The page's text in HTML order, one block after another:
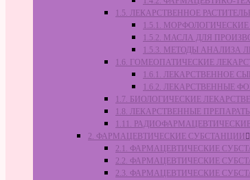
1.5. ЛЕКАРСТВЕННОЕ
1.5.1.
1.5.2. МАСЛА ДЛЯ
1.5.3. МЕТОДЫ АНАЛИЗА
1.6. ГОМЕОПАТИЧЕСКИЕ
1.6.1. ЛЕКАРСТВЕННОЕ
1.6.2. ЛЕКАРСТВЕННЫЕ
1.7. БИОЛОГИЧЕСКИЕ
1.8. ЛЕКАРСТВЕННЫЕ
1.11.
2. ФАРМАЦЕВТИЧЕСКИЕ СУБСТАНЦИИ
2.1. ФАРМАЦЕВТИЧЕСКИЕ
2.2. ФАРМАЦЕВТИЧЕСКИЕ
2.3. ФАРМАЦЕВТИЧЕСКИЕ